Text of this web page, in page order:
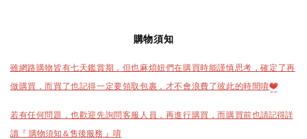
購物須知
雖網路購物皆有七天鑑賞期，但也麻煩妞們在購買時能謹慎思考，確定了再
做購買，而買了也記得一定要領取包裹，才不會浪費了彼此的時間唷❤️
若有任何問題，也歡迎先詢問客服人員，再進行購買，而購買前也請記得詳
讀『 購物須知＆售後服務 』唷